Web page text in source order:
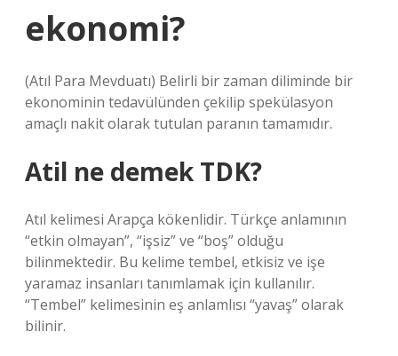
ekonomi?
(Atıl Para Mevduatı) Belirli bir zaman diliminde bir
ekonominin tedavülünden çekilip spekülasyon
amaçlı nakit olarak tutulan paranın tamamıdır.
Atil ne demek TDK?
Atıl kelimesi Arapça kökenlidir. Türkçe anlamının
“etkin olmayan”, “işsiz” ve “boş” olduğu
bilinmektedir. Bu kelime tembel, etkisiz ve işe
yaramaz insanları tanımlamak için kullanılır.
“Tembel” kelimesinin eş anlamlısı “yavaş” olarak
bilinir.